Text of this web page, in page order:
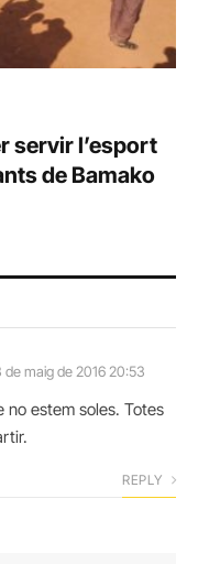
servir l’esport
de Bamako
de maig de 2016 20:53
no estem soles. Totes
REPLY